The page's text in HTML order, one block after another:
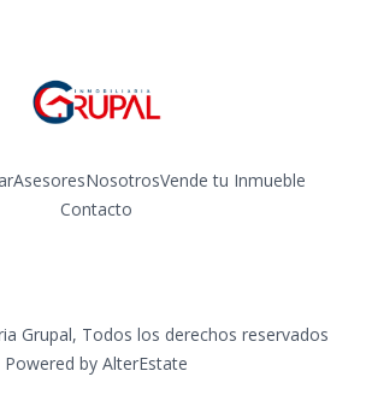
AsesoresNosotrosVende tu Inmueble
Contacto
Grupal, Todos los derechos reservados
Powered by AlterEstate